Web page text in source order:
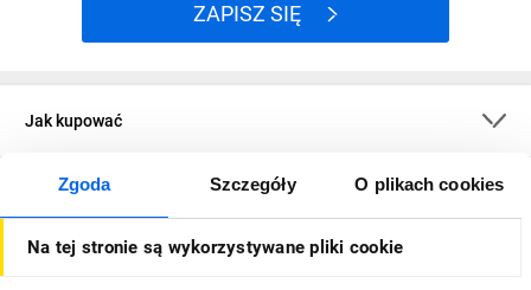
Zgoda Szczegóły O plikach cookies
Na tej stronie są wykorzystywane pliki cookie
ZAPISZ SIĘ
Jak kupować
O firmie